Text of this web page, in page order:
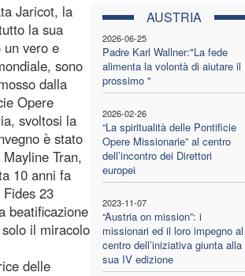
AUSTRIA
2026-06-25
Padre Karl Wallner:"La fede
alimenta la volontà di aiutare il
prossimo "
2026-02-26
“La spiritualità delle Pontificie
Opere Missionarie” al centro
dell’incontro dei Direttori
europei
2023-11-07
“Austria on mission”: i
missionari ed il loro impegno al
centro dell’iniziativa giunta alla
sua IV edizione
Jaricot, la
la sua
un vero e
sono
dalla
Opere
svoltosi la
è stato
Tran,
10 anni fa
23
beatificazione
il miracolo
delle